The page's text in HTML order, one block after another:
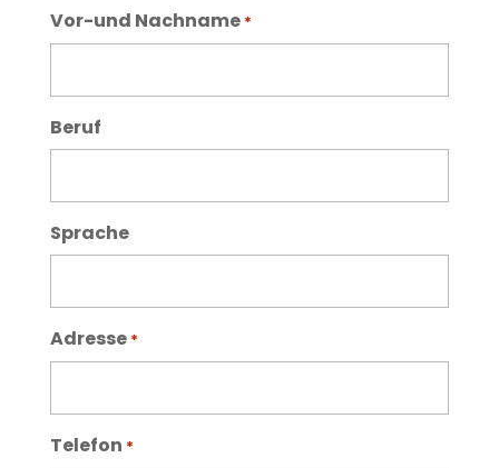
Vor-und Nachname *
Beruf
Sprache
Adresse *
Telefon *